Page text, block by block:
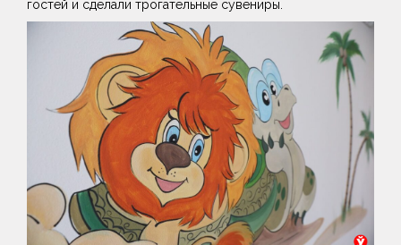
гостей и сделали трогательные сувениры.